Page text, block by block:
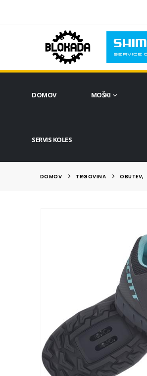
DOMOV MOŠKI
SERVIS KOLES
DOMOV TRGOVINA OBUTEV,